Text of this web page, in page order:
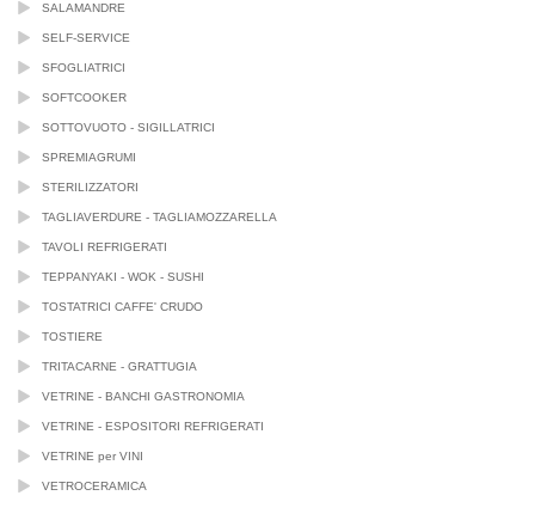
SALAMANDRE
SELF-SERVICE
SFOGLIATRICI
SOFTCOOKER
SOTTOVUOTO - SIGILLATRICI
SPREMIAGRUMI
STERILIZZATORI
TAGLIAVERDURE - TAGLIAMOZZARELLA
TAVOLI REFRIGERATI
TEPPANYAKI - WOK - SUSHI
TOSTATRICI CAFFE' CRUDO
TOSTIERE
TRITACARNE - GRATTUGIA
VETRINE - BANCHI GASTRONOMIA
VETRINE - ESPOSITORI REFRIGERATI
VETRINE per VINI
VETROCERAMICA